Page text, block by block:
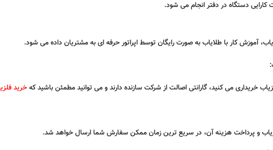
دستگاه در دفتر انجام می ‌شود.
آموزش کار با طلایاب به صورت رایگان توسط اپراتور حرفه ‌ای به مشتریان داده می‌ شود.
خریداری می ‌کنید، گارانتی اصالت از شرکت سازنده دارند و می ‌توانید مطمئن باشید کهخرید
و پرداخت هزینه آن، در سریع ‌ترین زمان ممکن سفارش شما ارسال خواهد شد.